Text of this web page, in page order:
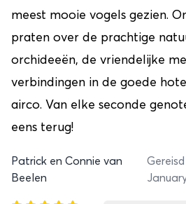
meest mooie vogels gezien.
praten over de prachtige
orchideeën, de vriendelijke
verbindingen in de goede
airco. Van elke seconde
eens terug!
Patrick en Connie van
Beelen